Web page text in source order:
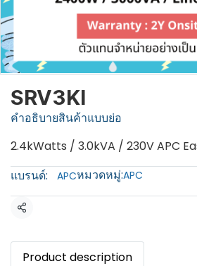
SRV3KI
คำอธิบายสินค้าแบบย่อ
2.4kWatts / 3.0kVA / 230V APC
แบรนด์:
APCหมวดหมู่:APC
แชร์
Product description